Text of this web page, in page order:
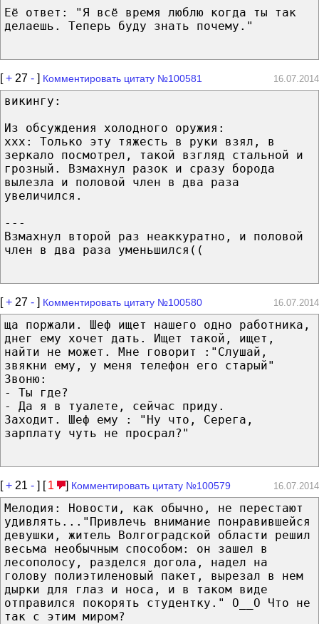
Её ответ: "Я всё время люблю когда ты так
делаешь. Теперь буду знать почему."
[+ 27 - ] Комментировать цитату №100581 16.07.2014
викингу:
Из обсуждения холодного оружия:
xxx: Только эту тяжесть в руки взял, в
зеркало посмотрел, такой взгляд стальной и
грозный. Взмахнул разок и сразу борода
вылезла и половой член в два раза
увеличился.
---
Взмахнул второй раз неаккуратно, и половой
член в два раза уменьшился((
[+ 27 - ] Комментировать цитату №100580 16.07.2014
ща поржали. Шеф ищет нашего одно работника,
днег ему хочет дать. Ищет такой, ищет,
найти не может. Мне говорит :"Слушай,
звякни ему, у меня телефон его старый"
Звоню:
- Ты где?
- Да я в туалете, сейчас приду.
Заходит. Шеф ему : "Ну что, Серега,
зарплату чуть не просрал?"
[+ 21 - ] [ 1 ] Комментировать цитату №100579 16.07.2014
Мелодия: Новости, как обычно, не перестают
удивлять..."Привлечь внимание понравившейся
девушки, житель Волгоградской области решил
весьма необычным способом: он зашел в
лесополосу, разделся догола, надел на
голову полиэтиленовый пакет, вырезал в нем
дырки для глаз и носа, и в таком виде
отправился покорять студентку." О__О Что не
так с этим миром?